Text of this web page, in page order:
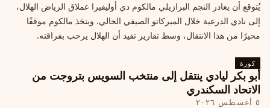
يُتوقع أن يغادر النجم البرازيلي مالكوم دي أوليفيرا عملاق الرياض الهلال،
إلى نادي الدرعية خلال الميركاتو الصيفي الحالي. ويتخذ مالكوم موقفًا
محيرًا من هذا الانتقال، وسط تقارير تفيد أن الهلال يرحب بفراقته.
كورة
أبو بكر ليادي ينتقل إلى منتخب السويس بتروجت من
الاتحاد السكندري
٥ أغسطس ٢٠٢٦